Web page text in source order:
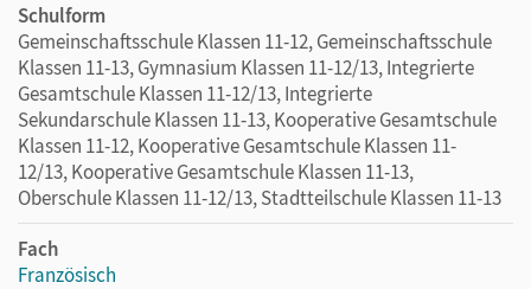
Schulform
Gemeinschaftsschule Klassen 11-12, Gemeinschaftsschule
Klassen 11-13, Gymnasium Klassen 11-12/13, Integrierte
Gesamtschule Klassen 11-12/13, Integrierte
Sekundarschule Klassen 11-13, Kooperative Gesamtschule
Klassen 11-12, Kooperative Gesamtschule Klassen 11-
12/13, Kooperative Gesamtschule Klassen 11-13,
Oberschule Klassen 11-12/13, Stadtteilschule Klassen 11-13
Fach
Französisch